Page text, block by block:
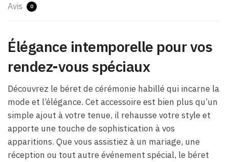
Avis 0
Élégance intemporelle pour vos
rendez-vous spéciaux
Découvrez le béret de cérémonie habillé qui incarne la
mode et l’élégance. Cet accessoire est bien plus qu’un
simple ajout à votre tenue, il rehausse votre style et
apporte une touche de sophistication à vos
apparitions. Que vous assistiez à un mariage, une
réception ou tout autre événement spécial, le béret